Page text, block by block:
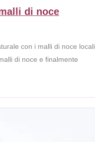
di noce
con i malli di noce locali.
di noce e finalmente